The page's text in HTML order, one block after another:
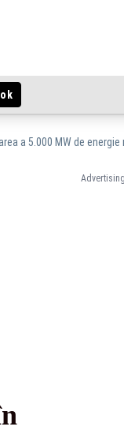
Advertising